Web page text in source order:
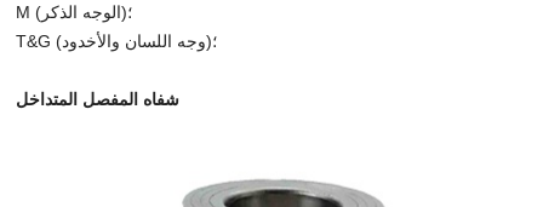
M (الوجه الذكر)؛
T&G (وجه اللسان والأخدود)؛
شفاه المفصل المتداخل